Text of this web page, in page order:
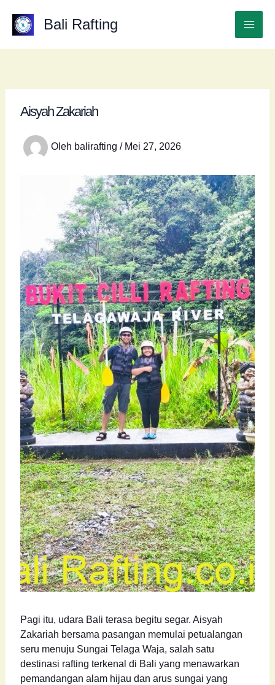
konten
Bali Rafting
Aisyah Zakariah
Oleh balirafting / Mei 27, 2026
Pagi itu, udara Bali terasa begitu segar. Aisyah
Zakariah bersama pasangan memulai petualangan
seru menuju Sungai Telaga Waja, salah satu
destinasi rafting terkenal di Bali yang menawarkan
pemandangan alam hijau dan arus sungai yang